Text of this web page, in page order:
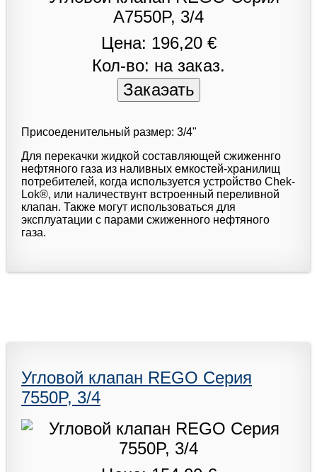
Цена: 196,20 €
Кол-во: на заказ.
Присоеденительный размер: 3/4"
Для перекачки жидкой составляющей сжиженнго
нефтяного газа из наливных емкостей-хранилищ
потребителей, когда используется устройство Chek-
Lok®, или наличествунт встроенный переливной
клапан. Также могут использоваться для
эксплуатации с парами сжиженного нефтяного
газа.
Угловой клапан REGO Серия
7550P, 3/4